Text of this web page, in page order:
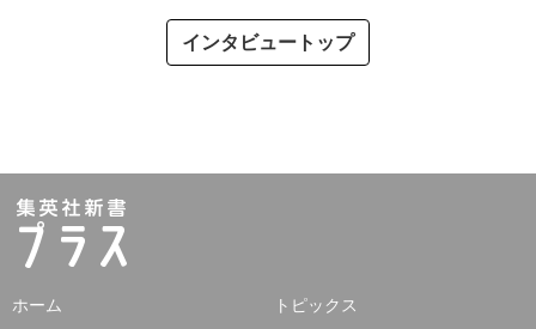
インタビュートップ
ホーム
トピックス